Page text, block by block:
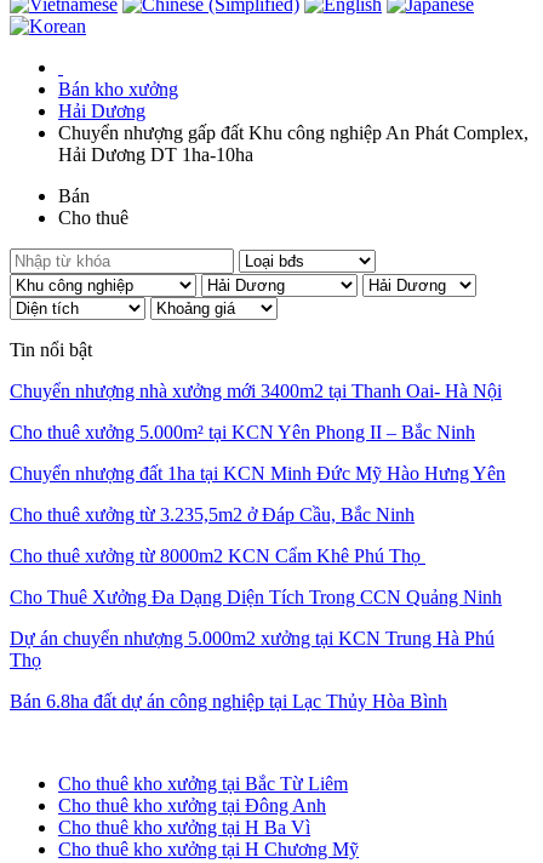
Bán kho xưởng
Hải Dương
Chuyển nhượng gấp đất Khu công nghiệp An Phát Complex,
Hải Dương DT 1ha-10ha
Bán
Cho thuê
Tin nổi bật
Chuyển nhượng nhà xưởng mới 3400m2 tại Thanh Oai- Hà Nội
Cho thuê xưởng 5.000m² tại KCN Yên Phong II – Bắc Ninh
Chuyển nhượng đất 1ha tại KCN Minh Đức Mỹ Hào Hưng Yên
Cho thuê xưởng từ 3.235,5m2 ở Đáp Cầu, Bắc Ninh
Cho thuê xưởng từ 8000m2 KCN Cẩm Khê Phú Thọ
Cho Thuê Xưởng Đa Dạng Diện Tích Trong CCN Quảng Ninh
Dự án chuyển nhượng 5.000m2 xưởng tại KCN Trung Hà Phú
Thọ
Bán 6.8ha đất dự án công nghiệp tại Lạc Thủy Hòa Bình
Cho thuê kho xưởng tại Bắc Từ Liêm
Cho thuê kho xưởng tại Đông Anh
Cho thuê kho xưởng tại H Ba Vì
Cho thuê kho xưởng tại H Chương Mỹ